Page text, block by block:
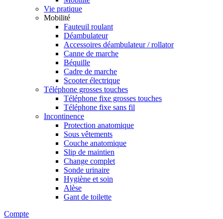
Vie pratique
Mobilité
Fauteuil roulant
Déambulateur
Accessoires déambulateur / rollator
Canne de marche
Béquille
Cadre de marche
Scooter électrique
Téléphone grosses touches
Téléphone fixe grosses touches
Téléphone fixe sans fil
Incontinence
Protection anatomique
Sous vêtements
Couche anatomique
Slip de maintien
Change complet
Sonde urinaire
Hygiène et soin
Alèse
Gant de toilette
Compte